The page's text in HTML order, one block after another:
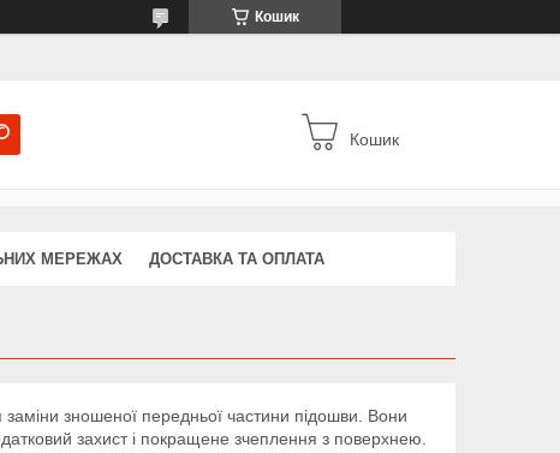
Кошик
Кошик
МЕРЕЖАХ ДОСТАВКА ТА ОПЛАТА
зношеної передньої частини підошви. Вони
захист і покращене зчеплення з поверхнею.